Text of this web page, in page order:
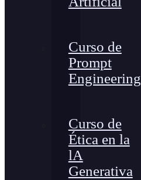
Curso de
Prompt
Engineering
Curso de
Ética en la
lA
Generativa